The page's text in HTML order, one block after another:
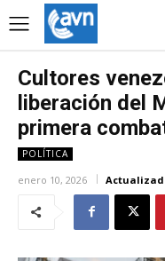
Cultores
liberación del
primera
POLÍTICA
enero 10, 2026